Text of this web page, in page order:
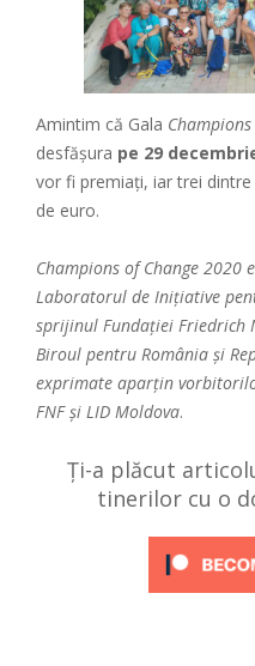
Amintim că Gala
desfășura pe 29
vor fi premiați, iar trei
de euro.
Champions of Change
Laboratorul de Inițiative
sprijinul Fundației Friedrich
Biroul pentru România și
exprimate aparțin
FNF și LID Moldova.
Ți-a plăcut
tinerilor cu o